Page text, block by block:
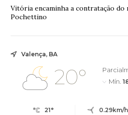
Vitória encaminha a contratação do
Pochettino
Valença, BA
20°
Mín.
21° 0.29km/h